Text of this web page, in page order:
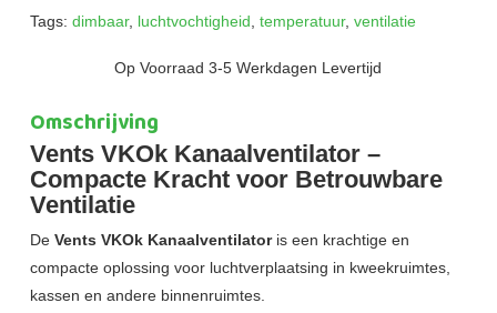
Tags: dimbaar, luchtvochtigheid, temperatuur, ventilatie
Op Voorraad 3-5 Werkdagen Levertijd
Omschrijving
Vents VKOk Kanaalventilator –
Compacte Kracht voor Betrouwbare
Ventilatie
De Vents VKOk Kanaalventilatoris een krachtige en
compacte oplossing voor luchtverplaatsing in kweekruimtes,
kassen en andere binnenruimtes.